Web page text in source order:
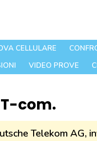
CELLULARE
VIDEO PROVE
com.
Telekom AG,